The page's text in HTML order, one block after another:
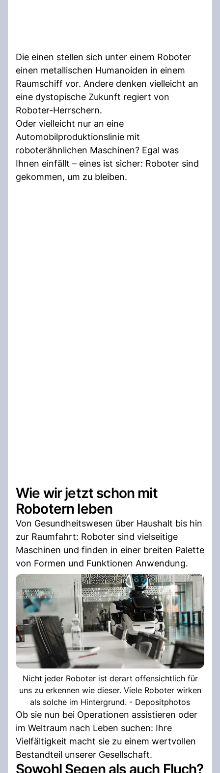
Die einen stellen sich unter einem Roboter
einen metallischen Humanoiden in einem
Raumschiff vor. Andere denken vielleicht an
eine dystopische Zukunft regiert von
Roboter-Herrschern.
Oder vielleicht nur an eine
Automobilproduktionslinie mit
roboterähnlichen Maschinen? Egal was
Ihnen einfällt – eines ist sicher: Roboter sind
gekommen, um zu bleiben.
Wie wir jetzt schon mit
Robotern leben
Von Gesundheitswesen über Haushalt bis hin
zur Raumfahrt: Roboter sind vielseitige
Maschinen und finden in einer breiten Palette
von Formen und Funktionen Anwendung.
Nicht jeder Roboter ist derart offensichtlich für
uns zu erkennen wie dieser. Viele Roboter wirken
als solche im Hintergrund. - Depositphotos
Ob sie nun bei Operationen assistieren oder
im Weltraum nach Leben suchen: Ihre
Vielfältigkeit macht sie zu einem wertvollen
Bestandteil unserer Gesellschaft.
Sowohl Segen als auch Fluch?